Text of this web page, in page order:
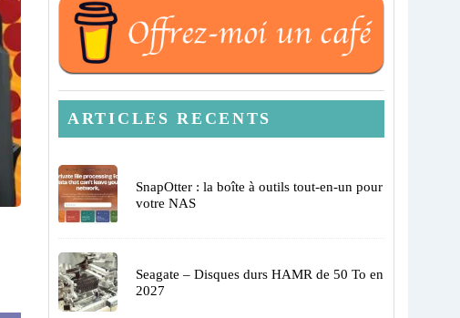
ARTICLES RECENTS
SnapOtter : la boîte à outils tout-en-un pour
votre NAS
Seagate – Disques durs HAMR de 50 To en
2027